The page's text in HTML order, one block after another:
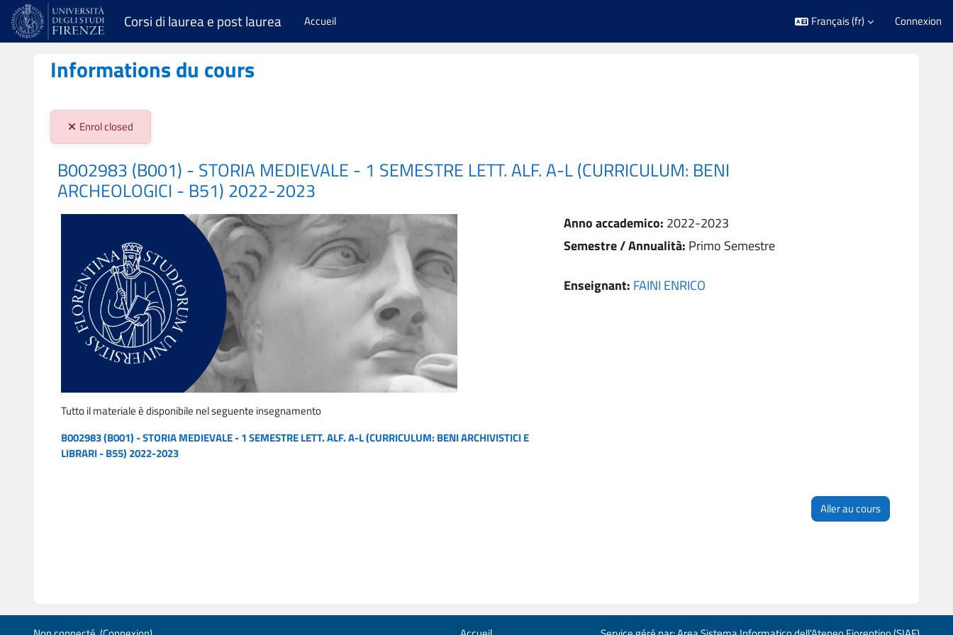
Passer au contenu principal
Corsi di laurea e post laurea Accueil Français ‎(fr)‎ Connexion
Informations du cours
Stato iscrizioni:
Enrol closed
B002983 (B001) - STORIA MEDIEVALE - 1 SEMESTRE LETT. ALF. A-L (CURRICULUM: BENI
ARCHEOLOGICI - B51) 2022-2023
Tutto il materiale è disponibile nel seguente insegnamento
B002983 (B001) - STORIA MEDIEVALE - 1 SEMESTRE LETT. ALF. A-L (CURRICULUM: BENI ARCHIVISTICI E
LIBRARI - B55) 2022-2023
Anno accademico: 2022-2023
Semestre / Annualità: Primo Semestre
Enseignant: FAINI ENRICO
Aller au cours